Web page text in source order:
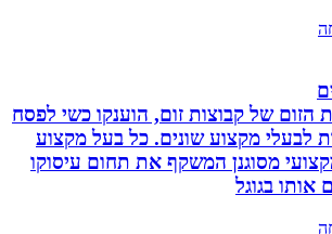
של קבוצות זום, הוענקו כשי לפסח
מקצוע שונים. כל בעל מקצוע
מסוגנן המשקף את תחום עיסוקו
בגוגל